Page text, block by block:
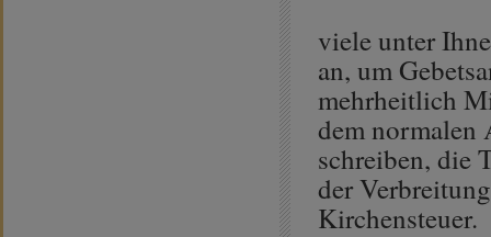
viele unter
an, um
mehrheitlich
dem normalen
schreiben, die
der
Kirchensteuer.